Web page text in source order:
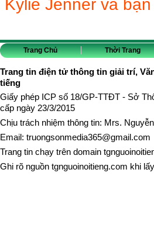
Kylie Jenner và
Trang Chủ Thời Trang
Trang tin điện tử thông tin giải trí,
tiếng
Giấy phép ICP số 18/GP-TTĐT - Sở
cấp ngày 23/3/2015
Chịu trách nhiệm thông tin: Mrs.
Email: truongsonmedia365@gmail.com
Trang tin chạy trên domain
Ghi rõ nguồn tgnguoinoitieng.com khi